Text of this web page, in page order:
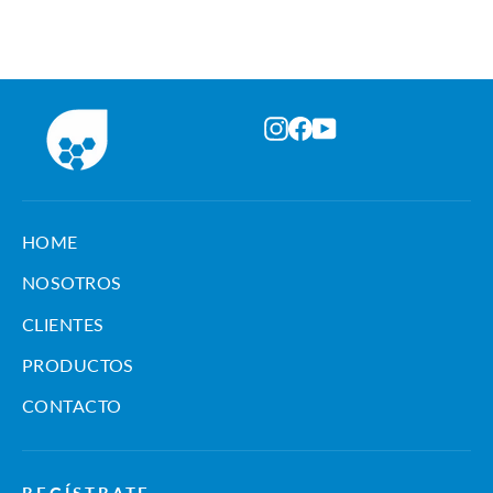
Instagram
Facebook
YouTube
HOME
NOSOTROS
CLIENTES
PRODUCTOS
CONTACTO